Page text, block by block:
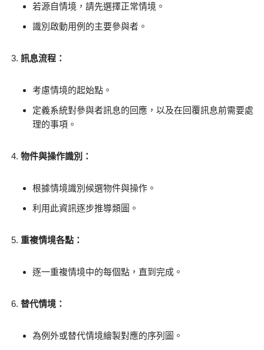
若源自情境，請先選擇正常情境。
識別啟動用例的主要參與者。
訊息流程：
考慮情境的起始點。
定義系統對參與者訊息的回應，以及在回覆訊息前需要處
理的事項。
物件與操作識別：
根據情境識別候選物件與操作。
利用此資訊逐步推導類圖。
重複情境各點：
逐一重複情境中的每個點，直到完成。
替代情境：
為例外或替代情境繪製對應的序列圖。